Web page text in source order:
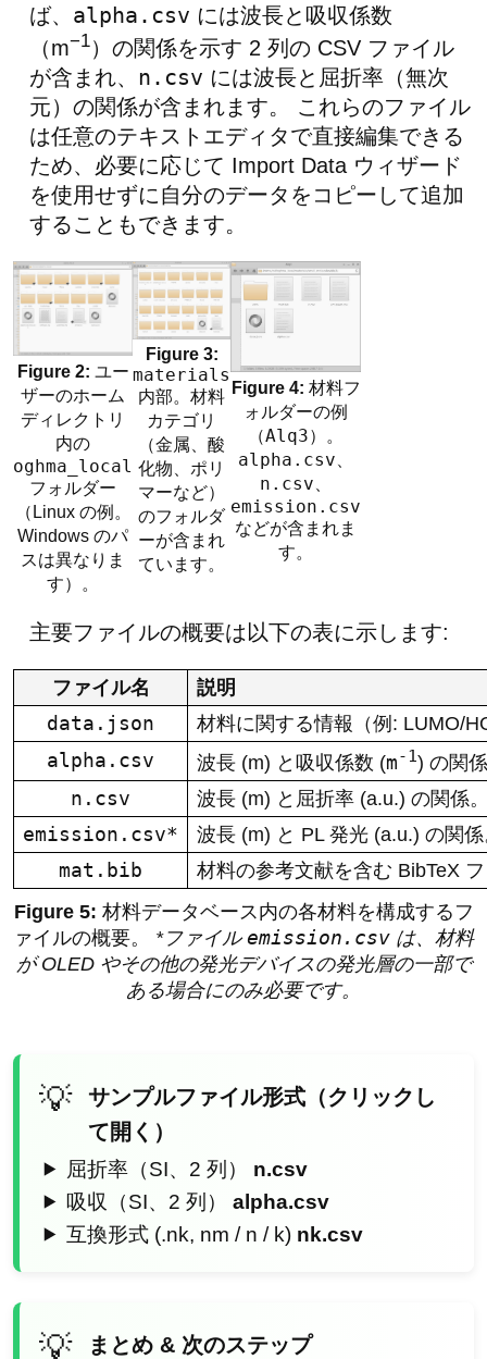
ば、 alpha.csv には波長と吸収係数
（m−1）の関係を示す 2 列の CSV ファイル
が含まれ、 n.csv には波長と屈折率（無次
元）の関係が含まれます。 これらのファイル
は任意のテキストエディタで直接編集できる
ため、必要に応じて Import Data ウィザード
を使用せずに自分のデータをコピーして追加
することもできます。
ユー
ザーのホーム
ディレクトリ
内の
oghma_local
フォルダー
（Linux の例。
Windows のパ
スは異なりま
す）。
materials
内部。材料
カテゴリ
（金属、酸
化物、ポリ
マーなど）
のフォルダ
ーが含まれ
ています。
材料フ
ォルダーの例
（Alq3）。
alpha.csv
n.csv
emission.csv
などが含まれま
す。
主要ファイルの概要は以下の表に示します:
ファイル名 説明
data.json 材料に関する情報（例: LUMO/
alpha.csv 波長 (m) と吸収係数 (m-1) の関
n.csv 波長 (m) と屈折率 (a.u.) の関係
emission.csv* 波長 (m) と PL 発光 (a.u.) の関
mat.bib
材料の参考文献を含む BibTeX
材料データベース内の各材料を構成するフ
ァイルの概要。 *ファイルemission.csv は、材料
が OLED やその他の発光デバイスの発光層の一部で
ある場合にのみ必要です。
サンプルファイル形式（クリックし
て開く）
屈折率（SI、2 列） n.csv
吸収（SI、2 列） alpha.csv
互換形式 (.nk, nm / n / k) nk.csv
まとめ & 次のステップ